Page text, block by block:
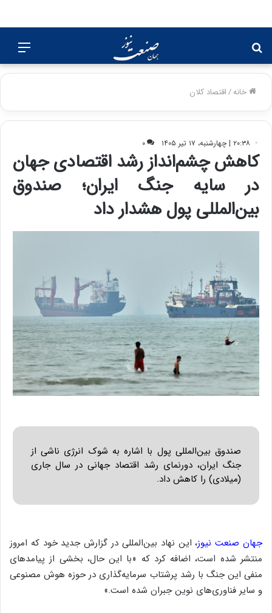
برای
خانه/اقتصاد کلان
۲۰:۳۸ | چهارشنبه، ۱۷ تیر ۱۴۰۵ ۰
کاهش چشم‌انداز رشد اقتصادی جهان
در سایه جنگ ایران؛ صندوق
بین‌المللی پول هشدار داد
صندوق بین‌المللی پول با اشاره به شوک انرژی ناشی از
جنگ ایران، دورنمای رشد اقتصاد جهانی در سال جاری
(میلادی) را کاهش داد.
جهان صنعت نیوز، این نهاد بین‌المللی در گزارش جدید خود که امروز
منتشر شده است، اضافه کرد که «با این حال، بخشی از پیامدهای
منفی این جنگ با رشد پرشتاب سرمایه‌گذاری در حوزه هوش مصنوعی
و سایر فناوری‌های نوین جبران شده است.»